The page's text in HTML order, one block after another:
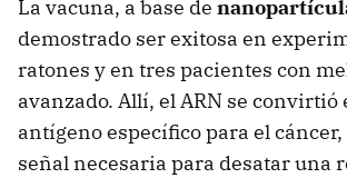
La vacuna, a base de
demostrado ser exitosa en
ratones y en tres pacientes con
avanzado. Allí, el ARN se convirtió
antígeno específico para el
señal necesaria para desatar una